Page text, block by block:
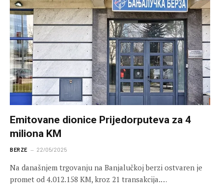
Emitovane dionice Prijedorputeva za 4
miliona KM
BERZE 22/05/2025
Na današnjem trgovanju na Banjalučkoj berzi ostvaren je
promet od 4.012.158 KM, kroz 21 transakcija.…